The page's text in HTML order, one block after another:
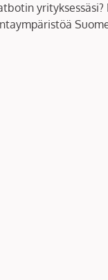
yrityksessäsi?